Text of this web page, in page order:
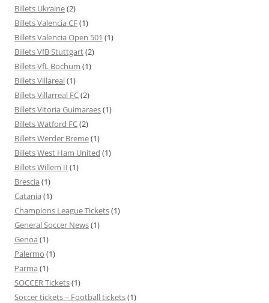
Billets Ukraine(2)
Billets Valencia CF(1)
Billets Valencia Open 501 (1)
Billets VfB Stuttgart(2)
Billets VfL Bochum (1)
Billets Villareal(1)
Billets Villarreal FC(2)
Billets Vitoria Guimaraes(1)
Billets Watford FC(2)
Billets Werder Breme(1)
Billets West Ham United (1)
Billets Willem II (1)
Brescia (1)
Catania (1)
Champions League Tickets(1)
General Soccer News(1)
Genoa (1)
Palermo (1)
Parma (1)
SOCCER Tickets(1)
Soccer tickets – Football tickets(1)